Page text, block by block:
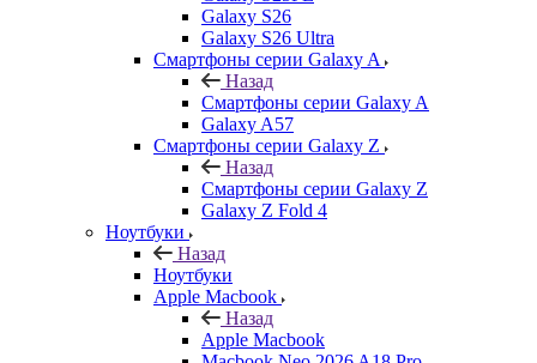
Galaxy S26
Galaxy S26 Ultra
Смартфоны серии Galaxy A
Назад
Смартфоны серии Galaxy A
Galaxy A57
Смартфоны серии Galaxy Z
Назад
Смартфоны серии Galaxy Z
Galaxy Z Fold 4
Ноутбуки
Назад
Ноутбуки
Apple Macbook
Назад
Apple Macbook